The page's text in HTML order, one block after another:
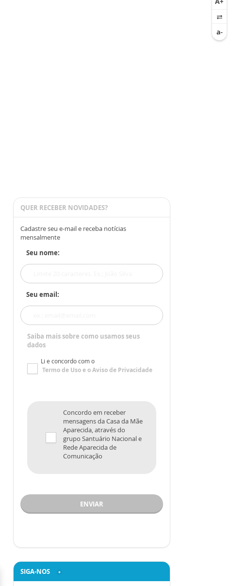
QUER RECEBER NOVIDADES?
Cadastre seu e-mail e receba notícias
mensalmente
Seu nome:
Seu email:
Saiba mais sobre como usamos seus
dados
Li e concordo com o
Termo de Usoe oAviso de Privacidade
Concordo em receber
mensagens da Casa da Mãe
Aparecida, através do
grupo Santuário Nacional e
Rede Aparecida de
Comunicação
ENVIAR
SIGA-NOS